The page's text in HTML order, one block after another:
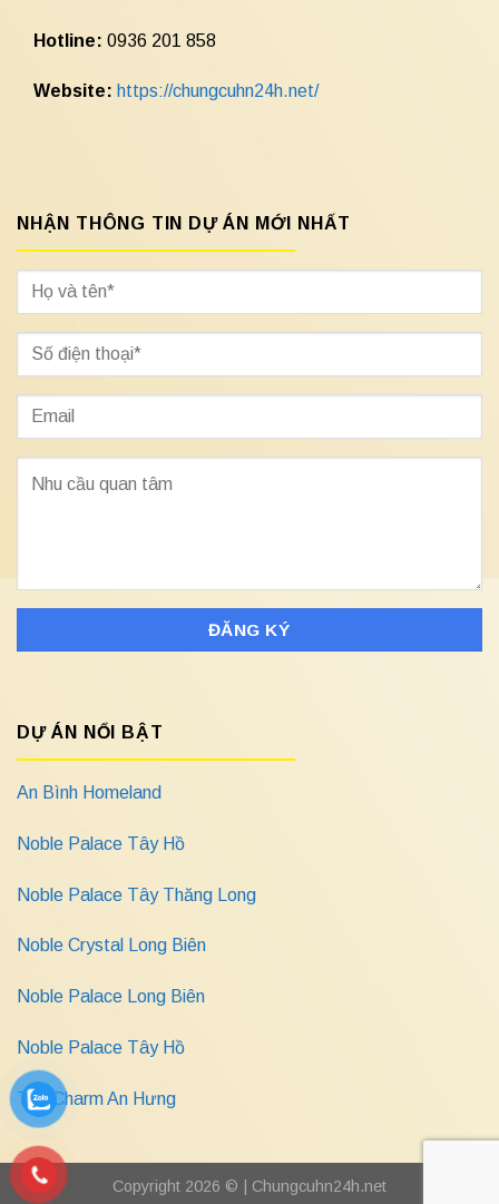
Hotline: 0936 201 858
Website: https://chungcuhn24h.net/
NHẬN THÔNG TIN DỰ ÁN MỚI NHẤT
DỰ ÁN NỔI BẬT
An Bình Homeland
Noble Palace Tây Hồ
Noble Palace Tây Thăng Long
Noble Crystal Long Biên
Noble Palace Long Biên
Noble Palace Tây Hồ
The Charm An Hưng
Copyright 2026 © | Chungcuhn24h.net